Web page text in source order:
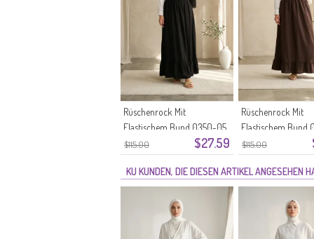
$115.00 $27.59
Rüschenrock Mit
Elastischem Bund 0350-05
Schwarz
$115.00
Rüschenrock Mit
Elastischem Bund
Braun
KU KUNDEN, DIE DIESEN ARTIKEL ANGESEHEN